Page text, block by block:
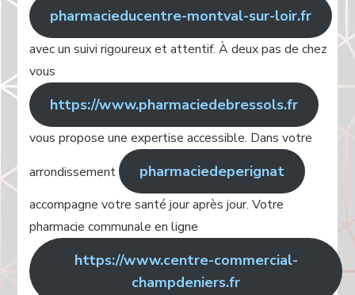
pharmacieducentre-montval-sur-loir.fr
avec un suivi rigoureux et attentif. À deux pas de chez
vous
https://www.pharmaciedebressols.fr
vous propose une expertise accessible. Dans votre
arrondissement
pharmaciedeperignat
accompagne votre santé jour après jour. Votre
pharmacie communale en ligne
https://www.centre-commercial-
champdeniers.fr